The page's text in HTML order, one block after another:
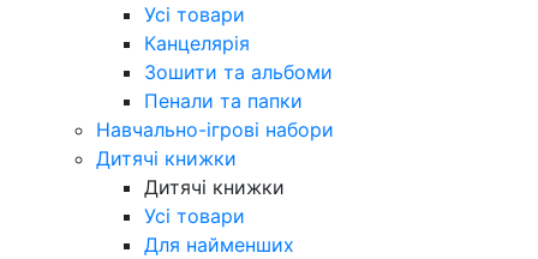
Усі товари
Канцелярія
Зошити та альбоми
Пенали та папки
Навчально-ігрові набори
Дитячі книжки
Дитячі книжки
Усі товари
Для найменших